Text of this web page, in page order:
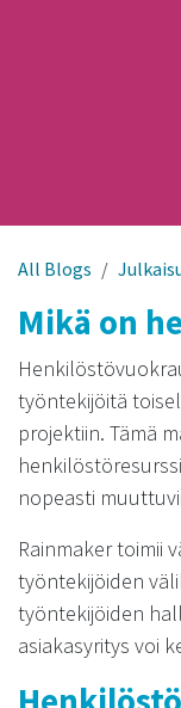
All Blogs
Mikä on
työntekijöitä
projektiin. Tämä
nopeasti
Rainmaker toimii
työntekijöiden
työntekijöiden
asiakasyritys voi